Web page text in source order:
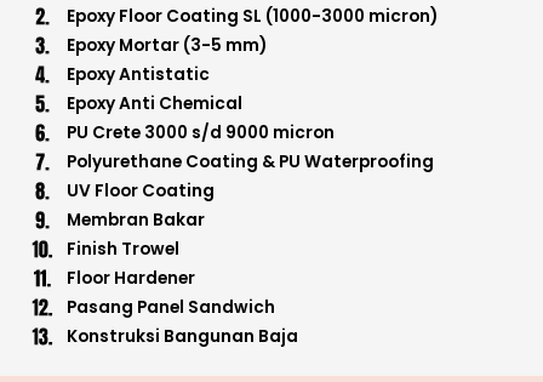
Epoxy Floor Coating SL (1000-3000 micron)
Epoxy Mortar (3-5 mm)
Epoxy Antistatic
Epoxy Anti Chemical
PU Crete 3000 s/d 9000 micron
Polyurethane Coating & PU Waterproofing
UV Floor Coating
Membran Bakar
Finish Trowel
Floor Hardener
Pasang Panel Sandwich
Konstruksi Bangunan Baja